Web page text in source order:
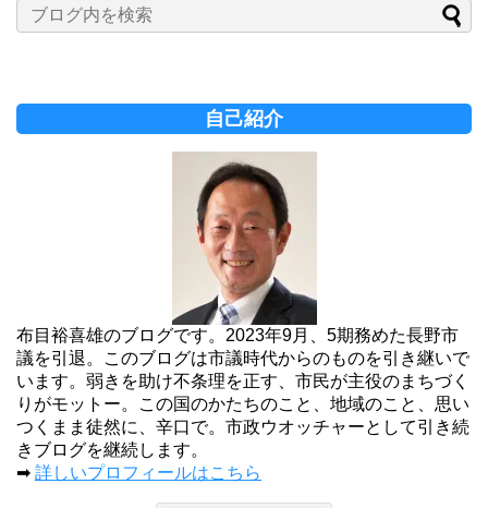
自己紹介
布目裕喜雄のブログです。2023年9月、5期務めた長野市
議を引退。このブログは市議時代からのものを引き継いで
います。弱きを助け不条理を正す、市民が主役のまちづく
りがモットー。この国のかたちのこと、地域のこと、思い
つくまま徒然に、辛口で。市政ウオッチャーとして引き続
きブログを継続します。
➡ 詳しいプロフィールはこちら